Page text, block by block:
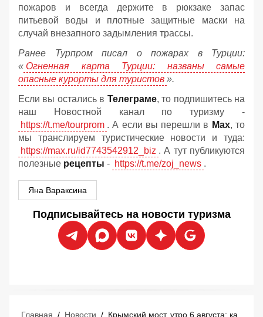
пожаров и всегда держите в рюкзаке запас
питьевой воды и плотные защитные маски на
случай внезапного задымления трассы.
Ранее Турпром писал о пожарах в Турции:
« Огненная карта Турции: названы самые
опасные курорты для туристов ».
Если вы остались в Телеграме, то подпишитесь на
наш Новостной канал по туризму -
https://t.me/tourprom . А если вы перешли в Мах, то
мы транслируем туристические новости и туда:
https://max.ru/id7743542912_biz . А тут публикуются
полезные рецепты - https://t.me/zoj_news .
Яна Вараксина
Подписывайтесь на новости туризма
Главная / Новости /